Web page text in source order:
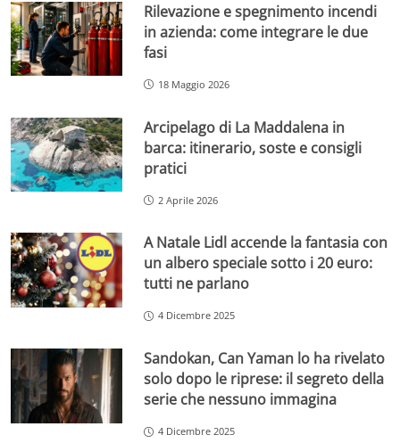
Rilevazione e spegnimento incendi
in azienda: come integrare le due
fasi
18 Maggio 2026
Arcipelago di La Maddalena in
barca: itinerario, soste e consigli
pratici
2 Aprile 2026
A Natale Lidl accende la fantasia con
un albero speciale sotto i 20 euro:
tutti ne parlano
4 Dicembre 2025
Sandokan, Can Yaman lo ha rivelato
solo dopo le riprese: il segreto della
serie che nessuno immagina
4 Dicembre 2025